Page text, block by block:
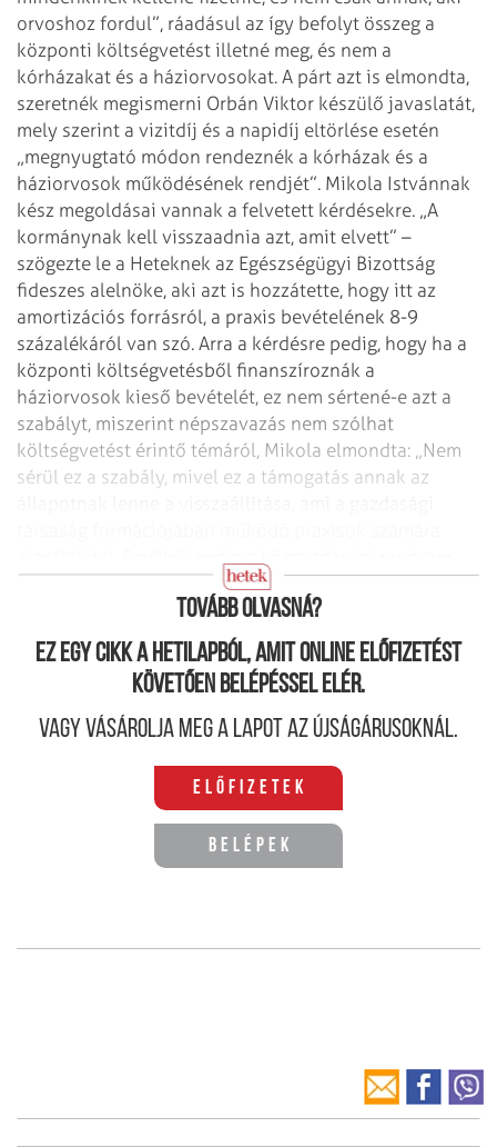
orvoshoz fordul”, ráadásul az így befolyt összeg a
központi költségvetést illetné meg, és nem a
kórházakat és a háziorvosokat. A párt azt is elmondta,
szeretnék megismerni Orbán Viktor készülő javaslatát,
mely szerint a vizitdíj és a napidíj eltörlése esetén
„megnyugtató módon rendeznék a kórházak és a
háziorvosok működésének rendjét”. Mikola Istvánnak
kész megoldásai vannak a felvetett kérdésekre. „A
kormánynak kell visszaadnia azt, amit elvett” –
szögezte le a Heteknek az Egészségügyi Bizottság
fideszes alelnöke, aki azt is hozzátette, hogy itt az
amortizációs forrásról, a praxis bevételének 8-9
százalékáról van szó. Arra a kérdésre pedig, hogy ha a
központi költségvetésből finanszíroznák a
háziorvosok kieső bevételét, ez nem sértené-e azt a
szabályt, miszerint népszavazás nem szólhat
költségvetést érintő témáról, Mikola elmondta: „Nem
sérül ez a szabály, mivel ez a támogatás annak az
semmiképp nem tartható fenn.”
Tovább olvasná?
Ez egy cikk a hetilapból, amit online előfizetést
követően belépéssel elér.
Vagy vásárolja meg a lapot az újságárusoknál.
Előfizetek
Belépek